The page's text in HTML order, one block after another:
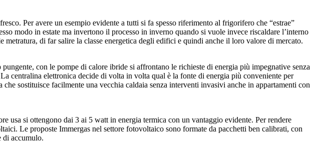
Per avere un esempio evidente a tutti si fa spesso riferimento al frigorifero che “estrae”
modo in estate ma invertono il processo in inverno quando si vuole invece riscaldare l’interno
di far salire la classe energetica degli edifici e quindi anche il loro valore di mercato.
con le pompe di calore ibride si affrontano le richieste di energia più impegnative senza
centralina elettronica decide di volta in volta qual è la fonte di energia più conveniente per
sostituisce facilmente una vecchia caldaia senza interventi invasivi anche in appartamenti con
si ottengono dai 3 ai 5 watt in energia termica con un vantaggio evidente. Per rendere
Le proposte Immergas nel settore fotovoltaico sono formate da pacchetti ben calibrati, con
di accumulo.